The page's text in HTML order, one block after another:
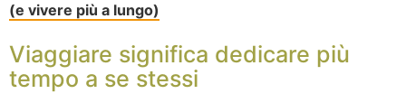
(e vivere più a lungo)
Viaggiare significa dedicare più
tempo a se stessi